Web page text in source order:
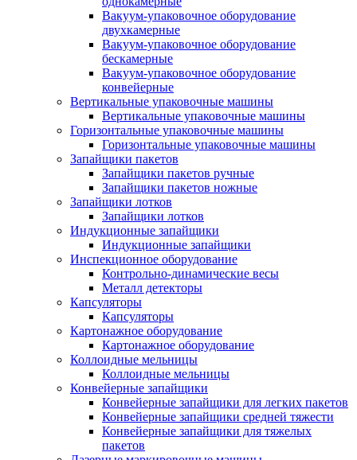
Вакуум-упаковочное оборудование
двухкамерные
Вакуум-упаковочное оборудование
беcкамерные
Вакуум-упаковочное оборудование
конвейерные
Вертикальные упаковочные машины
Вертикальные упаковочные машины
Горизонтальные упаковочные машины
Горизонтальные упаковочные машины
Запайщики пакетов
Запайщики пакетов ручные
Запайщики пакетов ножные
Запайщики лотков
Запайщики лотков
Индукционные запайщики
Индукционные запайщики
Инспекционное оборудование
Контрольно-динамические весы
Металл детекторы
Капсуляторы
Капсуляторы
Картонажное оборудование
Картонажное оборудование
Коллоидные мельницы
Коллоидные мельницы
Конвейерные запайщики
Конвейерные запайщики для легких пакетов
Конвейерные запайщики средней тяжести
Конвейерные запайщики для тяжелых
пакетов